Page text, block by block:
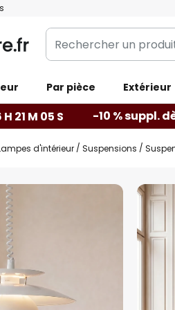
Rechercher
un
catégorie...
Par pièce Extérieur
21 M 04 S -10 % suppl.
d'intérieur Suspensions